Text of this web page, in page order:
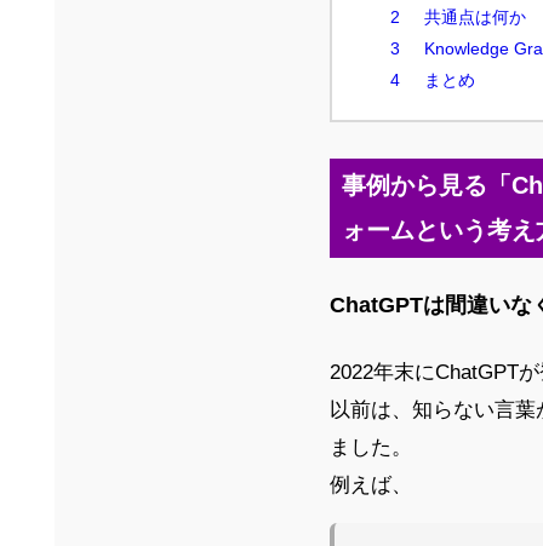
共通点は何か
Knowledge
まとめ
事例から見る「
ォームという考え
ChatGPTは間違いな
2022年末にChatGPT
以前は、知らない言
ました。
例えば、